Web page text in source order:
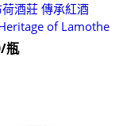
酒莊 傳承紅酒
of Lamothe
瓶